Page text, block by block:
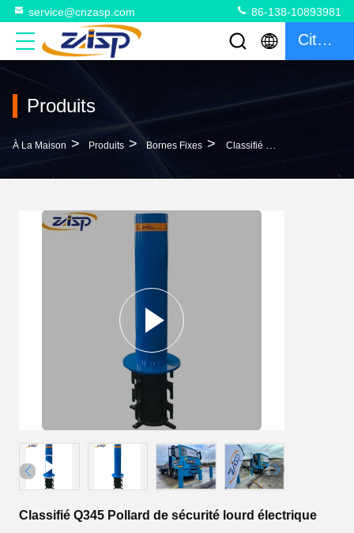
service@cnzasp.com 86-138-10893981
Citation
Produits
À La Maison > Produits > Bornes Fixes > Classifié Q345 Pollard De Sécurité Lourd Électrique
Classifié Q345 Pollard de sécurité lourd électrique